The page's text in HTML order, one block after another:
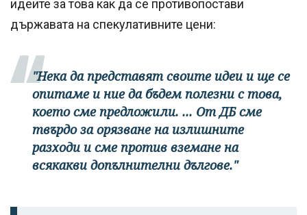
идеите за това как да се противопостави
държавата на спекулативните цени:
"Нека да представят своите идеи и ще се
опитаме и ние да бъдем полезни с това,
което сме предложили. ... От ДБ сме
твърдо за орязване на излишните
разходи и сме против вземане на
всякакви допълнителни дългове."